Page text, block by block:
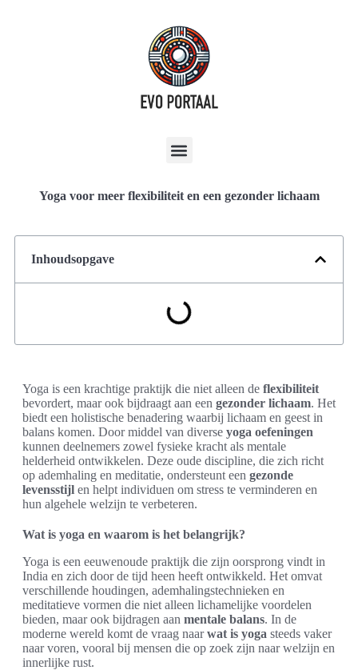
Yoga voor meer flexibiliteit en een gezonder lichaam
Inhoudsopgave
Yoga is een krachtige praktijk die niet alleen de flexibiliteit
bevordert, maar ook bijdraagt aan een gezonder lichaam. Het
biedt een holistische benadering waarbij lichaam en geest in
balans komen. Door middel van diverse yoga oefeningen
kunnen deelnemers zowel fysieke kracht als mentale
helderheid ontwikkelen. Deze oude discipline, die zich richt
op ademhaling en meditatie, ondersteunt een gezonde
levensstijl en helpt individuen om stress te verminderen en
hun algehele welzijn te verbeteren.
Wat is yoga en waarom is het belangrijk?
Yoga is een eeuwenoude praktijk die zijn oorsprong vindt in
India en zich door de tijd heen heeft ontwikkeld. Het omvat
verschillende houdingen, ademhalingstechnieken en
meditatieve vormen die niet alleen lichamelijke voordelen
bieden, maar ook bijdragen aan mentale balans. In de
moderne wereld komt de vraag naarwat is yoga steeds vaker
naar voren, vooral bij mensen die op zoek zijn naar welzijn en
innerlijke rust.